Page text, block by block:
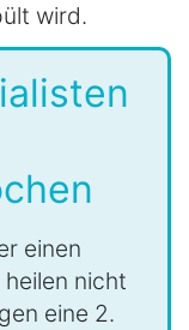
wird.
einen
heilen nicht
eine 2.